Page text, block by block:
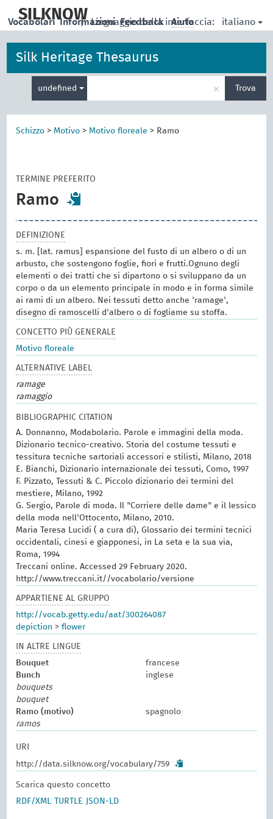
main
SILKNOW
| Linguaggio della interfaccia: italiano
Vocabolari Informazioni Feedback Aiuto
Silk Heritage Thesaurus
undefined
per
la
× Trova
Schizzo > Motivo > Motivo floreale > Ramo
TERMINE PREFERITO
Ramo
DEFINIZIONE
s. m. [lat. ramus] espansione del fusto di un albero o di un
arbusto, che sostengono foglie, fiori e frutti.Ognuno degli
elementi o dei tratti che si dipartono o si sviluppano da un
corpo o da un elemento principale in modo e in forma simile
ai rami di un albero. Nei tessuti detto anche 'ramage',
disegno di ramoscelli d'albero o di fogliame su stoffa.
CONCETTO PIÙ GENERALE
Motivo floreale
ALTERNATIVE LABEL
ramage
ramaggio
BIBLIOGRAPHIC CITATION
A. Donnanno, Modabolario. Parole e immagini della moda.
Dizionario tecnico-creativo. Storia del costume tessuti e
tessitura tecniche sartoriali accessori e stilisti, Milano, 2018
E. Bianchi, Dizionario internazionale dei tessuti, Como, 1997
F. Pizzato, Tessuti & C. Piccolo dizionario dei termini del
mestiere, Milano, 1992
G. Sergio, Parole di moda. Il "Corriere delle dame" e il lessico
della moda nell'Ottocento, Milano, 2010.
Maria Teresa Lucidi ( a cura di), Glossario dei termini tecnici
occidentali, cinesi e giapponesi, in La seta e la sua via,
Roma, 1994
Treccani online. Accessed 29 February 2020.
http://www.treccani.it//vocabolario/versione
APPARTIENE AL GRUPPO
http://vocab.getty.edu/aat/300264087
depiction >flower
IN ALTRE LINGUE
Bouquet
francese
Bunch
inglese
bouquets
bouquet
Ramo (motivo)
spagnolo
ramos
URI
http://data.silknow.org/vocabulary/759
Scarica questo concetto
RDF/XML
TURTLE JSON-LD